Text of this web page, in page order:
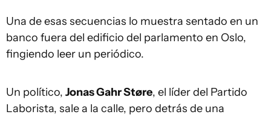
Una de esas secuencias lo muestra sentado en un
banco fuera del edificio del parlamento en Oslo,
fingiendo leer un periódico.
Un político, Jonas Gahr Støre, el líder del Partido
Laborista, sale a la calle, pero detrás de una